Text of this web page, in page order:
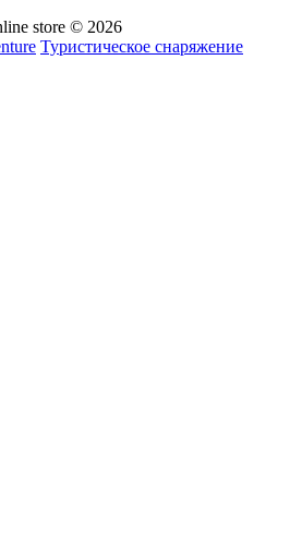
store © 2026
Туристическое снаряжение